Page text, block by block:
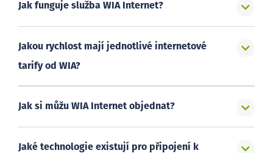
Jak funguje služba WIA Internet?
Jakou rychlost mají jednotlivé internetové
tarify od WIA?
Jak si můžu WIA Internet objednat?
Jaké technologie existují pro připojení k